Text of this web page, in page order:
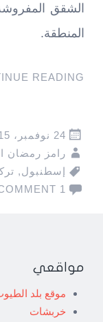
الشقق
المنطقة.
READING
24 نوفمبر، 2015
رامز رمضان
إسطنبول,
1 COMMENT
مواقعي
موقع بلد
خربشات